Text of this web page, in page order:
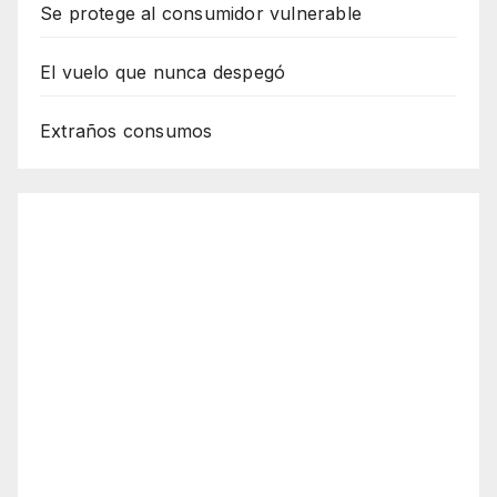
Se protege al consumidor vulnerable
El vuelo que nunca despegó
Extraños consumos